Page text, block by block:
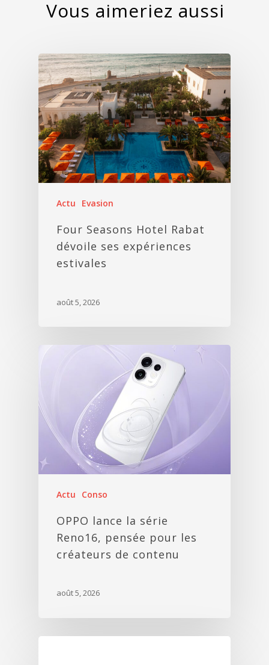
Actu Evasion
Four Seasons Hotel Rabat
dévoile ses expériences
estivales
août 5, 2026
Actu Conso
OPPO lance la série
Reno16, pensée pour les
créateurs de contenu
août 5, 2026